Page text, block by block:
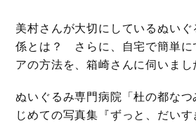
美村さんが大切にしているぬい
係とは？ さらに、自宅で簡単に
アの方法を、箱崎さんに伺いまし
ぬいぐるみ専門病院「杜の都な
じめての写真集『ずっと、だい